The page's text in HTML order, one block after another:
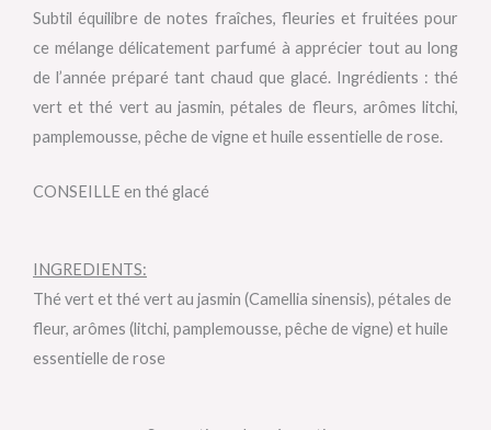
Subtil équilibre de notes fraîches, fleuries et fruitées pour
ce mélange délicatement parfumé à apprécier tout au long
de l’année préparé tant chaud que glacé. Ingrédients : thé
vert et thé vert au jasmin, pétales de fleurs, arômes litchi,
pamplemousse, pêche de vigne et huile essentielle de rose.
CONSEILLE en thé glacé
INGREDIENTS:
Thé vert et thé vert au jasmin (Camellia sinensis), pétales de
fleur, arômes (litchi, pamplemousse, pêche de vigne) et huile
essentielle de rose